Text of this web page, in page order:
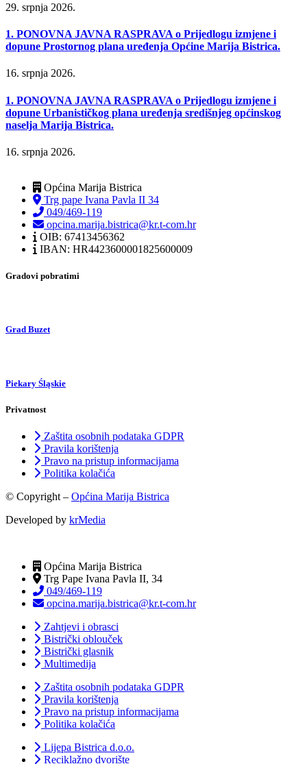
29. srpnja 2026.
1. PONOVNA JAVNA RASPRAVA o Prijedlogu izmjene i
dopune Prostornog plana uređenja Općine Marija Bistrica.
16. srpnja 2026.
1. PONOVNA JAVNA RASPRAVA o Prijedlogu izmjene i
dopune Urbanističkog plana uređenja središnjeg općinskog
naselja Marija Bistrica.
16. srpnja 2026.
Općina Marija Bistrica
Trg pape Ivana Pavla II 34
049/469-119
opcina.marija.bistrica@kr.t-com.hr
OIB: 67413456362
IBAN: HR4423600001825600009
Gradovi pobratimi
Grad Buzet
Piekary Śląskie
Privatnost
Zaštita osobnih podataka GDPR
Pravila korištenja
Pravo na pristup informacijama
Politika kolačića
© Copyright – Općina Marija Bistrica
Developed by krMedia
Općina Marija Bistrica
Trg Pape Ivana Pavla II, 34
049/469-119
opcina.marija.bistrica@kr.t-com.hr
Zahtjevi i obrasci
Bistrički oblouček
Bistrički glasnik
Multimedija
Zaštita osobnih podataka GDPR
Pravila korištenja
Pravo na pristup informacijama
Politika kolačića
Lijepa Bistrica d.o.o.
Reciklažno dvorište